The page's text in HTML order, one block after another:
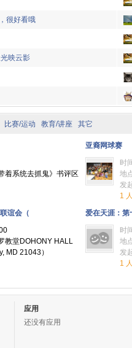
很好看哦
映云影
比赛/运动 教育/讲座 其它
着系统去抓鬼》书评区
亚裔网球赛
时
地
发
1
谊会（
教堂DOHONY HALL
MD 21043）
爱在天涯：第
时
地
发
1
应用
还没有应用